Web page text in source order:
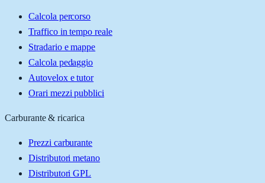
Calcola percorso
Traffico in tempo reale
Stradario e mappe
Calcola pedaggio
Autovelox e tutor
Orari mezzi pubblici
Carburante & ricarica
Prezzi carburante
Distributori metano
Distributori GPL